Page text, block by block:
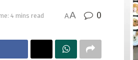
4 mins read AA 0